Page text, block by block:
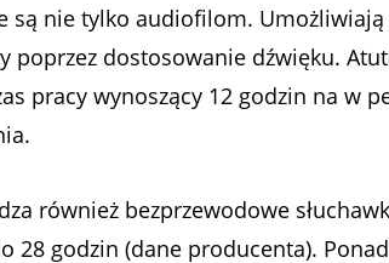
są nie tylko audiofilom.
poprzez dostosowanie dźwięku.
pracy wynoszący 12 godzin na w
również bezprzewodowe
28 godzin (dane producenta).